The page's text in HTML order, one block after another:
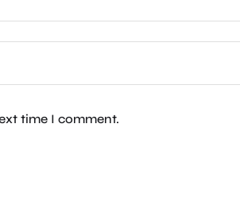
time I comment.